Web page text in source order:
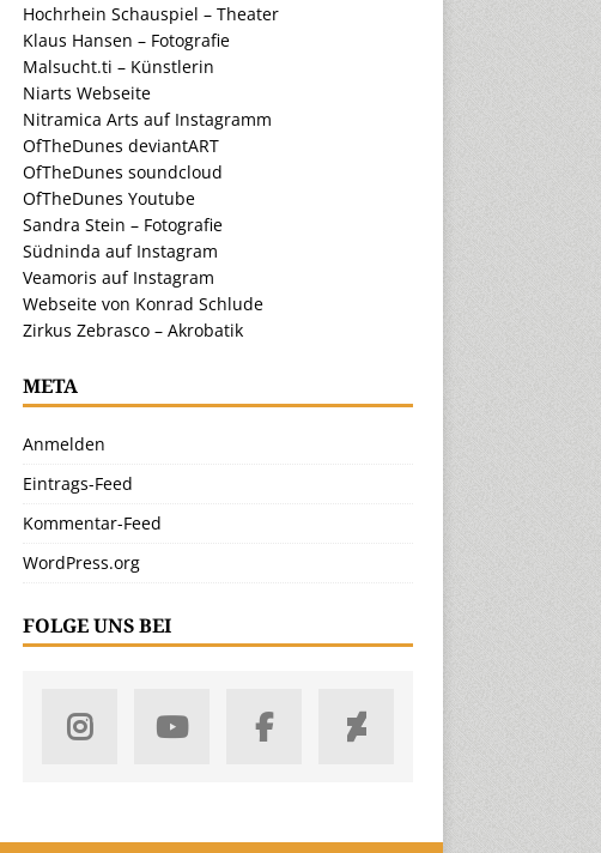
Hochrhein Schauspiel – Theater
Klaus Hansen – Fotografie
Malsucht.ti – Künstlerin
Niarts Webseite
Nitramica Arts auf Instagramm
OfTheDunes deviantART
OfTheDunes soundcloud
OfTheDunes Youtube
Sandra Stein – Fotografie
Südninda auf Instagram
Veamoris auf Instagram
Webseite von Konrad Schlude
Zirkus Zebrasco – Akrobatik
META
Anmelden
Eintrags-Feed
Kommentar-Feed
WordPress.org
FOLGE UNS BEI